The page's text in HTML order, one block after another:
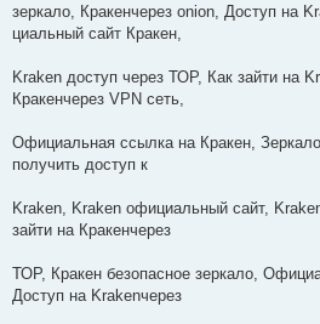
зеркало, Кракенчерез onion, Доступ на
циальный сайт Кракен,
Kraken доступ через ТОР, Как зайти на
Кракенчерез VPN сеть,
Официальная ссылка на Кракен,
получить доступ к
Kraken, Kraken официальный сайт,
зайти на Кракенчерез
ТОР, Кракен безопасное зеркало,
Доступ на Krakenчерез